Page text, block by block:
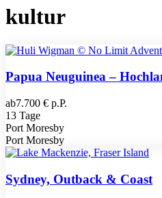
kultur
Papua Neuguinea –
ab7.700 € p.P.
13 Tage
Port Moresby
Port Moresby
Sydney, Outback & Coast